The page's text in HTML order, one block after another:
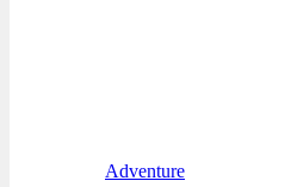
Adventure